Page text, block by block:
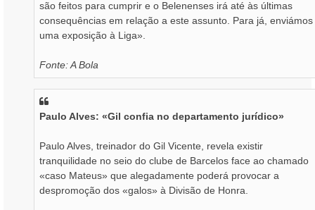
são feitos para cumprir e o Belenenses irá até às últimas
consequências em relação a este assunto. Para já, enviámos
uma exposição à Liga».
Fonte: A Bola
Paulo Alves: «Gil confia no departamento jurídico»
Paulo Alves, treinador do Gil Vicente, revela existir
tranquilidade no seio do clube de Barcelos face ao chamado
«caso Mateus» que alegadamente poderá provocar a
despromoção dos «galos» à Divisão de Honra.